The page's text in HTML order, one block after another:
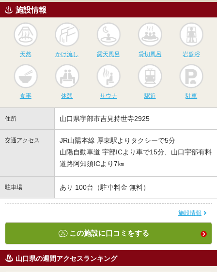
施設情報
天然
かけ流し
かけ流し
露天風呂
露天風呂
貸切風呂
貸切風呂 岩盤浴
食事 休憩
サウナ
サウナ 駅近 駐車
住所 山口県宇部市吉見持世寺2925
交通アクセス
JR山陽本線 厚東駅よりタクシーで5分
山陽自動車道 宇部ICより車で15分、山口宇部有料
道路阿知須ICより7㎞
駐車場 あり 100台（駐車料金 無料）
施設情報
この施設に口コミをする
山口県の週間アクセスランキング